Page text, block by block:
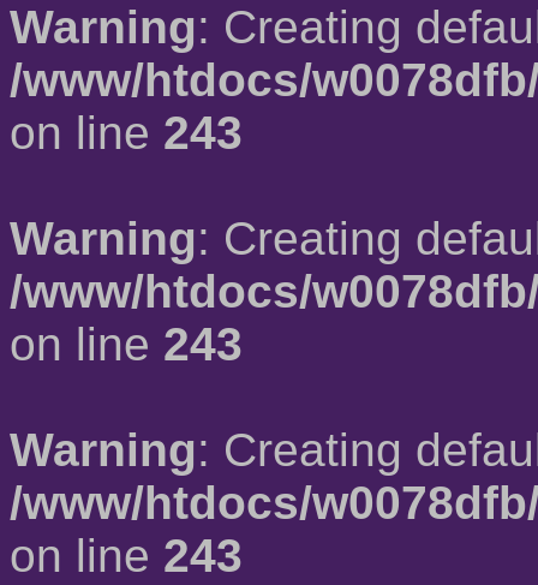
Warning: Creating
/www/htdocs/
on line 243
Warning: Creating
/www/htdocs/
on line 243
Warning: Creating
/www/htdocs/
on line 243